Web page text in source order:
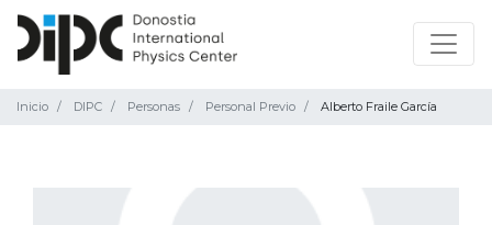
Inicio DIPC Personas Personal Previo Alberto Fraile García